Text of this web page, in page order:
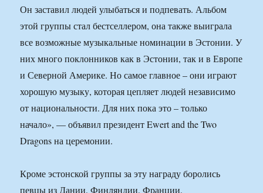
Он заставил людей улыбаться и подпевать. Альбом
этой группы стал бестселлером, она также выиграла
все возможные музыкальные номинации в Эстонии. У
них много поклонников как в Эстонии, так и в Европе
и Северной Америке. Но самое главное – они играют
хорошую музыку, которая цепляет людей независимо
от национальности. Для них пока это – только
начало», — объявил президент Ewert and the Two
Dragons на церемонии.
Кроме эстонской группы за эту награду боролись
певцы из Дании, Финляндии, Франции,